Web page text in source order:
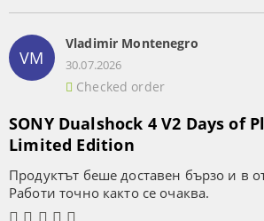
VM
Vladimir Montenegro
30.07.2026
Checked order
SONY Dualshock 4 V2 Days of
Limited Edition
Продуктът беше доставен бързо и в
Работи точно както се очаква.